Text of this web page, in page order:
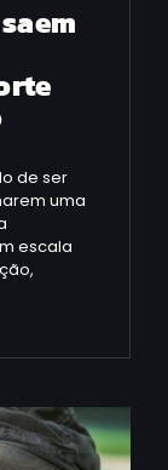
de ser
uma
escala